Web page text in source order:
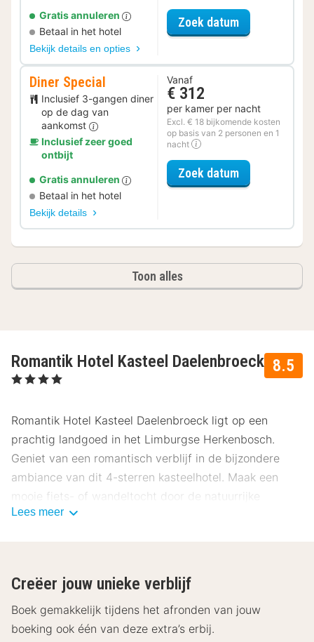
Gratis annuleren
Betaal in het hotel
Bekijk details en opties
Zoek datumvoor Fiets
Diner Special
Inclusief 3-gangen diner
op de dag van
aankomst
Inclusief zeer goed
ontbijt
Gratis annuleren
Betaal in het hotel
Bekijk details
Vanaf
€ 312
per kamer per nacht
Excl. € 18 bijkomende kosten
op basis van 2 personen en 1
nacht
Zoek datumvoor Diner
Toon alles
8.5
Romantik Hotel Kasteel Daelenbroeck
, 4 Sterren
Romantik Hotel Kasteel Daelenbroeck ligt op een
prachtig landgoed in het Limburgse Herkenbosch.
Geniet van een romantisch verblijf in de bijzondere
ambiance van dit 4-sterren kasteelhotel. Maak een
mooie fiets- of wandeltocht door de natuurrijke
omgeving en bezoek de nabijgelegen stad Roermond.
van alle gemakken voorzien. De kamers beschikken
standaard over een televisie, telefoon, minibar, koffie-
en theefaciliteiten en een badkamer met een bad en/of
Lees meer
Creëer jouw unieke verblijf
Boek gemakkelijk tijdens het afronden van jouw
boeking ook één van deze extra’s erbij.